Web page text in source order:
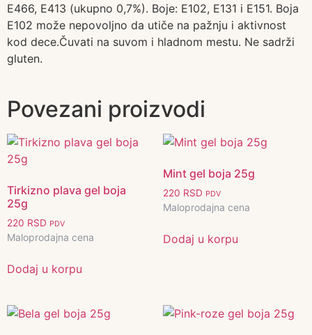
E466, E413 (ukupno 0,7%). Boje: E102, E131 i E151. Boja
E102 može nepovoljno da utiče na pažnju i aktivnost
kod dece.Čuvati na suvom i hladnom mestu. Ne sadrži
gluten.
Povezani proizvodi
Tirkizno plava gel boja
25g
220 RSD PDV
Maloprodajna cena
Dodaj u korpu
Mint gel boja 25g
220 RSD PDV
Maloprodajna cena
Dodaj u korpu